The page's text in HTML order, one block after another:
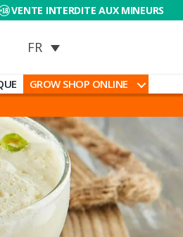
VENTE INTERDITE AUX MINEURS
GROW SHOP ONLINE